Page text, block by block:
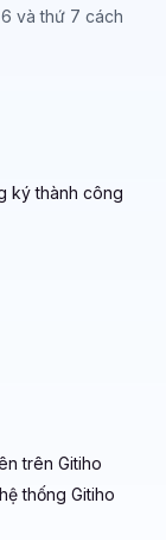
và thứ 7 cách
ký thành công
trên Gitiho
thống Gitiho